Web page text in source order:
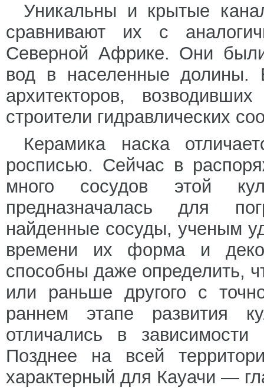
Уникальны и крытые
сравнивают их с
Северной Африке. Они
вод в населенные
архитекторов,
строители гидравлических
Керамика наска
росписью. Сейчас в
много сосудов этой
предназначалась для
найденные сосуды, ученым
времени их форма и
способны даже определить,
или раньше другого с
раннем этапе развития
отличались в
Позднее на всей
характерный для Кауачи —